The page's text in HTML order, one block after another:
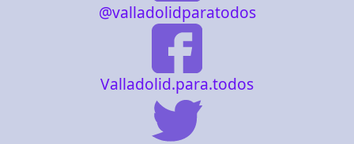
@valladolidparatodos
Valladolid.para.todos